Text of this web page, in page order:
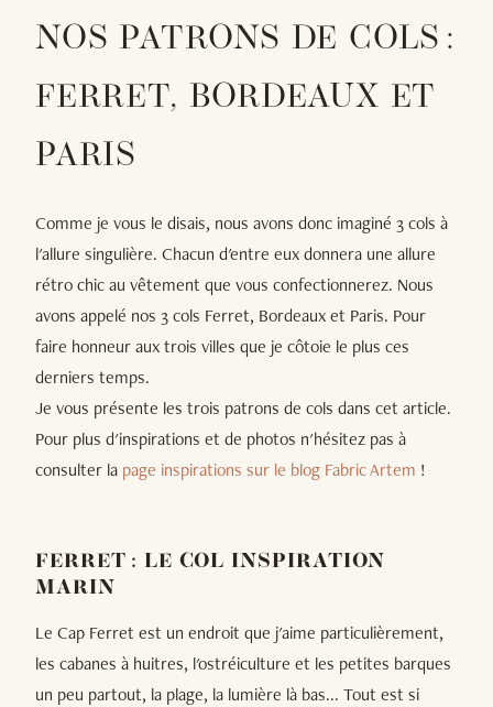
NOS PATRONS DE COLS :
FERRET, BORDEAUX ET
PARIS
Comme je vous le disais, nous avons donc imaginé 3 cols à
l'allure singulière. Chacun d'entre eux donnera une allure
rétro chic au vêtement que vous confectionnerez. Nous
avons appelé nos 3 cols Ferret, Bordeaux et Paris. Pour
faire honneur aux trois villes que je côtoie le plus ces
derniers temps.
Je vous présente les trois patrons de cols dans cet article.
Pour plus d'inspirations et de photos n'hésitez pas à
consulter la page inspirations sur le blog Fabric Artem !
FERRET : LE COL INSPIRATION
MARIN
Le Cap Ferret est un endroit que j'aime particulièrement,
les cabanes à huitres, l'ostréiculture et les petites barques
un peu partout, la plage, la lumière là bas... Tout est si